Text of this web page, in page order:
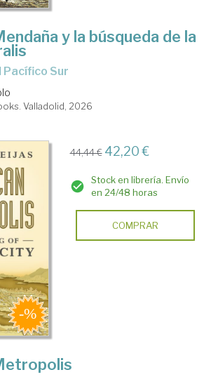
y la búsqueda de la
Pacífico Sur
Valladolid, 2026
44,44 € 42,20 €
Stock en librería. Envío
en 24/48 horas
COMPRAR